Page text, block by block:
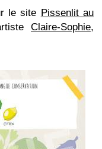
le site Pissenlit au
Claire-Sophie,